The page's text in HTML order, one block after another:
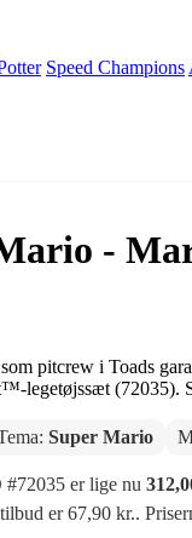
Speed Champions
-
pitcrew i Toads
(72035).
Super Mario
er lige nu
er 67,90 kr..